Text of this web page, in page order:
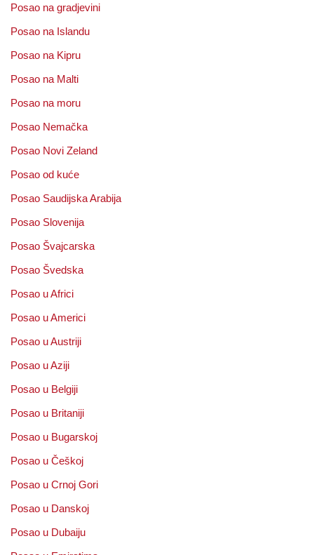
Posao na gradjevini
Posao na Islandu
Posao na Kipru
Posao na Malti
Posao na moru
Posao Nemačka
Posao Novi Zeland
Posao od kuće
Posao Saudijska Arabija
Posao Slovenija
Posao Švajcarska
Posao Švedska
Posao u Africi
Posao u Americi
Posao u Austriji
Posao u Aziji
Posao u Belgiji
Posao u Britaniji
Posao u Bugarskoj
Posao u Češkoj
Posao u Crnoj Gori
Posao u Danskoj
Posao u Dubaiju